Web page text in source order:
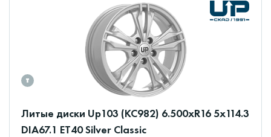
Литые диски Up103 (КС982) 6.500xR16 5x114.3
DIA67.1 ET40 Silver Classic